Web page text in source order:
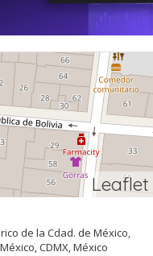
Leaflet
de la Cdad. de México,
CDMX, México